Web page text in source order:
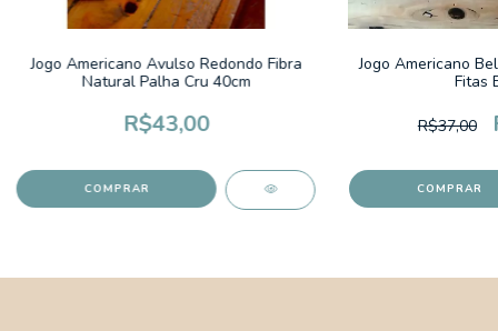
Jogo Americano Avulso Redondo Fibra
Natural Palha Cru 40cm
R$43,00
Jogo Americano
Fitas
R$37,00